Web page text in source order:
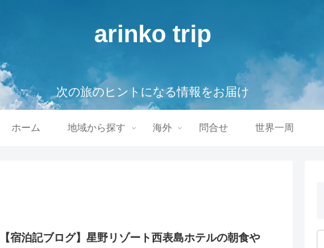
arinko trip
次の旅のヒントになる情報をお届け
ホーム 地域から探す 海外 問合せ 世界一周
【宿泊記ブログ】星野リゾート西表島ホテルの朝食や